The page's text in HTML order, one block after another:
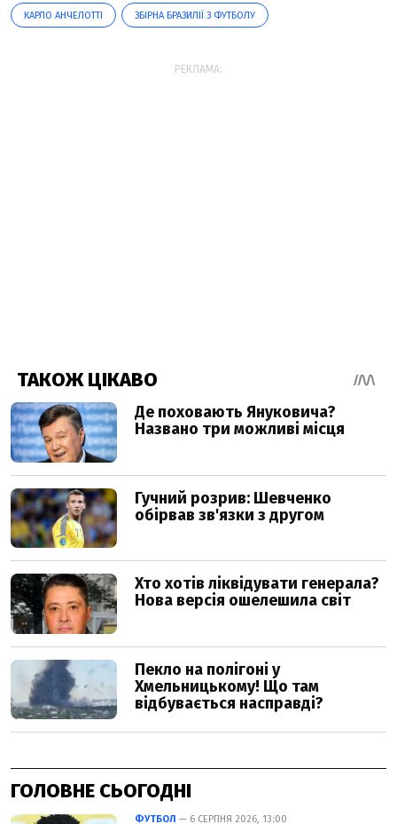
КАРЛО АНЧЕЛОТТІ ЗБІРНА БРАЗИЛІЇ З ФУТБОЛУ
РЕКЛАМА:
ГОЛОВНЕ СЬОГОДНІ
ФУТБОЛ — 6 СЕРПНЯ 2026, 13:00